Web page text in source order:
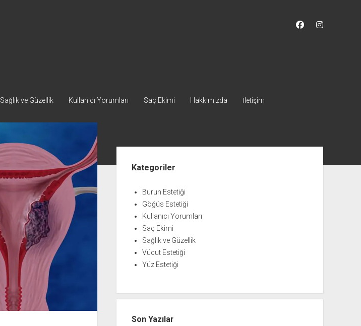
facebookinstagram
Sağlık ve Güzellik Kullanıcı Yorumları Saç Ekimi Hakkımızda İletişim
MenüKategoriler
Burun Estetiği
Göğüs Estetiği
Kullanıcı Yorumları
Saç Ekimi
Sağlık ve Güzellik
Vücut Estetiği
Yüz Estetiği
Son Yazılar